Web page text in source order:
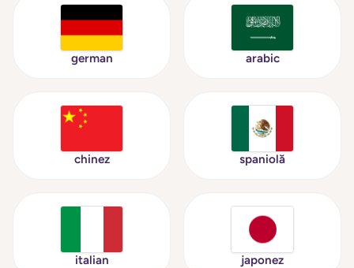
german arabic
chinez spaniolă
italian japonez